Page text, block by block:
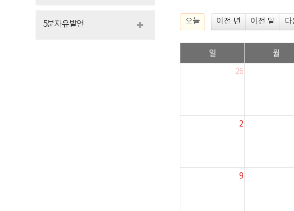
5분자유발언 오늘 이전 년 이전 달 다
일 월
26
2
9